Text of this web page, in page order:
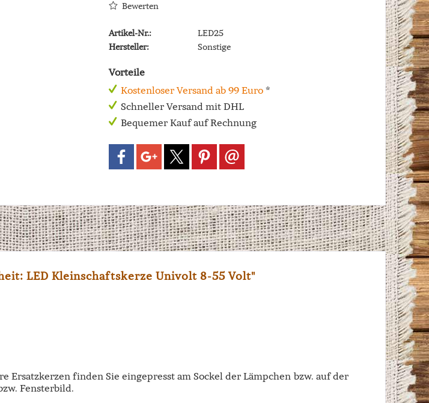
Bewerten
Artikel-Nr.:
LED25
Hersteller:
Sonstige
Vorteile
Kostenloser Versand ab 99 Euro*
Schneller Versand mit DHL
Bequemer Kauf auf Rechnung
LED Kleinschaftskerze Univolt 8-55 Volt"
Ersatzkerzen finden Sie eingepresst am Sockel der Lämpchen bzw. auf der
Fensterbild.